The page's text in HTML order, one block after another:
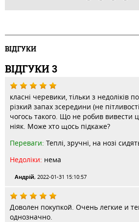
ВІДГУКИ
ВІДГУКИ3
класні черевики, тільки з недоліків
різкий запах зсередини (не
чогось такого. Що не робив вивести
ніяк. Може хто щось підкаже?
Переваги: Теплі, зручні, на нозі
Недоліки: нема
Андрій, 2022-01-31 15:10:57
Доволен покупкой. Очень легкие и
однозначно.